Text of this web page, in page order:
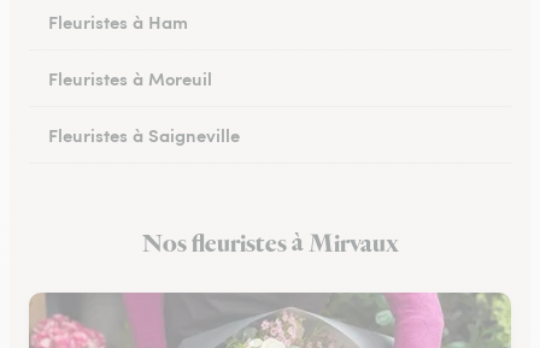
Fleuristes à Ham
Fleuristes à Moreuil
Fleuristes à Saigneville
Fleuristes à CorbieNos fleuristes à Mirvaux